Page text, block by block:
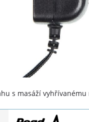
s masáží vyhřívanému